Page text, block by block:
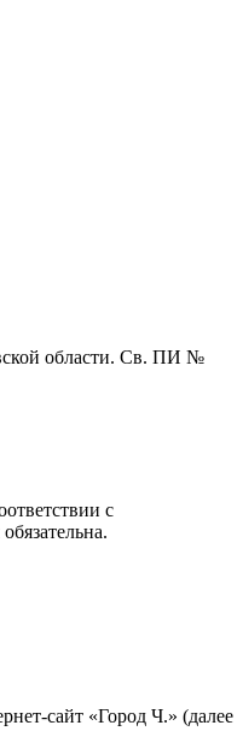
области. Св. ПИ №
с
сайт «Город Ч.» (далее